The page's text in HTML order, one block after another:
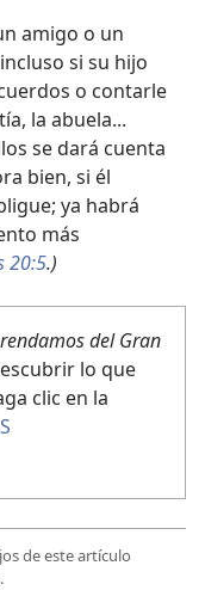
amigo o un
si su hijo
o contarle
la abuela...
se dará cuenta
bien, si él
ya habrá
más
20:5.)
del Gran
lo que
clic en la
de este artículo